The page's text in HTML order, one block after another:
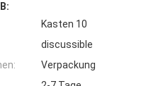
Kasten 10
discussible
Verpackung